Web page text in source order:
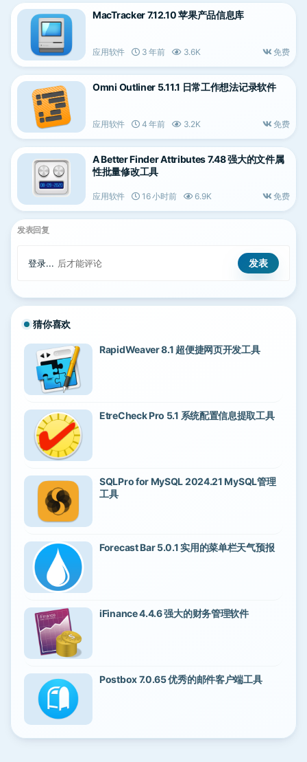
MacTracker 7.12.10 苹果产品信息库
应用软件 3 年前 3.6K 免费
Omni Outliner 5.11.1 日常工作想法记录软件
应用软件 4 年前 3.2K 免费
A Better Finder Attributes 7.48 强大的文件属
性批量修改工具
应用软件 16 小时前 6.9K 免费
发表回复
登录... 后才能评论
猜你喜欢
RapidWeaver 8.1 超便捷网页开发工具
EtreCheck Pro 5.1 系统配置信息提取工具
SQLPro for MySQL 2024.21 MySQL管理
工具
Forecast Bar 5.0.1 实用的菜单栏天气预报
iFinance 4.4.6 强大的财务管理软件
Postbox 7.0.65 优秀的邮件客户端工具